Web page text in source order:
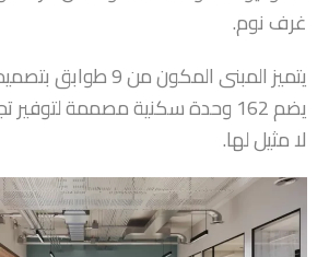
غرف نوم.
يتميز المبنى المكون
يضم 162 وحدة سكنية مصممة
لا مثيل لها.